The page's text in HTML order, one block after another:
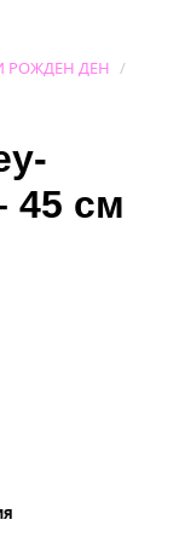
РОЖДЕН ДЕН
45 см